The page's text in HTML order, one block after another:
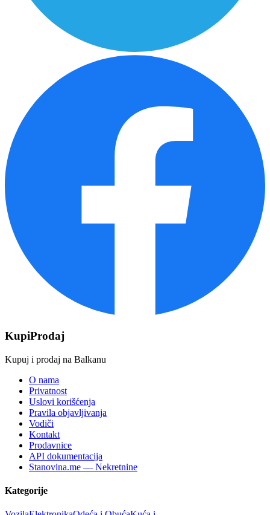
KupiProdaj
Kupuj i prodaj na Balkanu
O nama
Privatnost
Uslovi korišćenja
Pravila objavljivanja
Vodiči
Kontakt
Prodavnice
API dokumentacija
Stanovina.me — Nekretnine
Kategorije